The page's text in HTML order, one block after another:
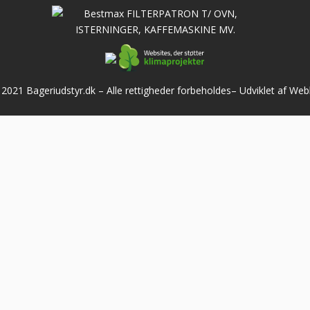
Bageriudstyr.dk – Alle rettigheder forbeholdes– Udviklet af